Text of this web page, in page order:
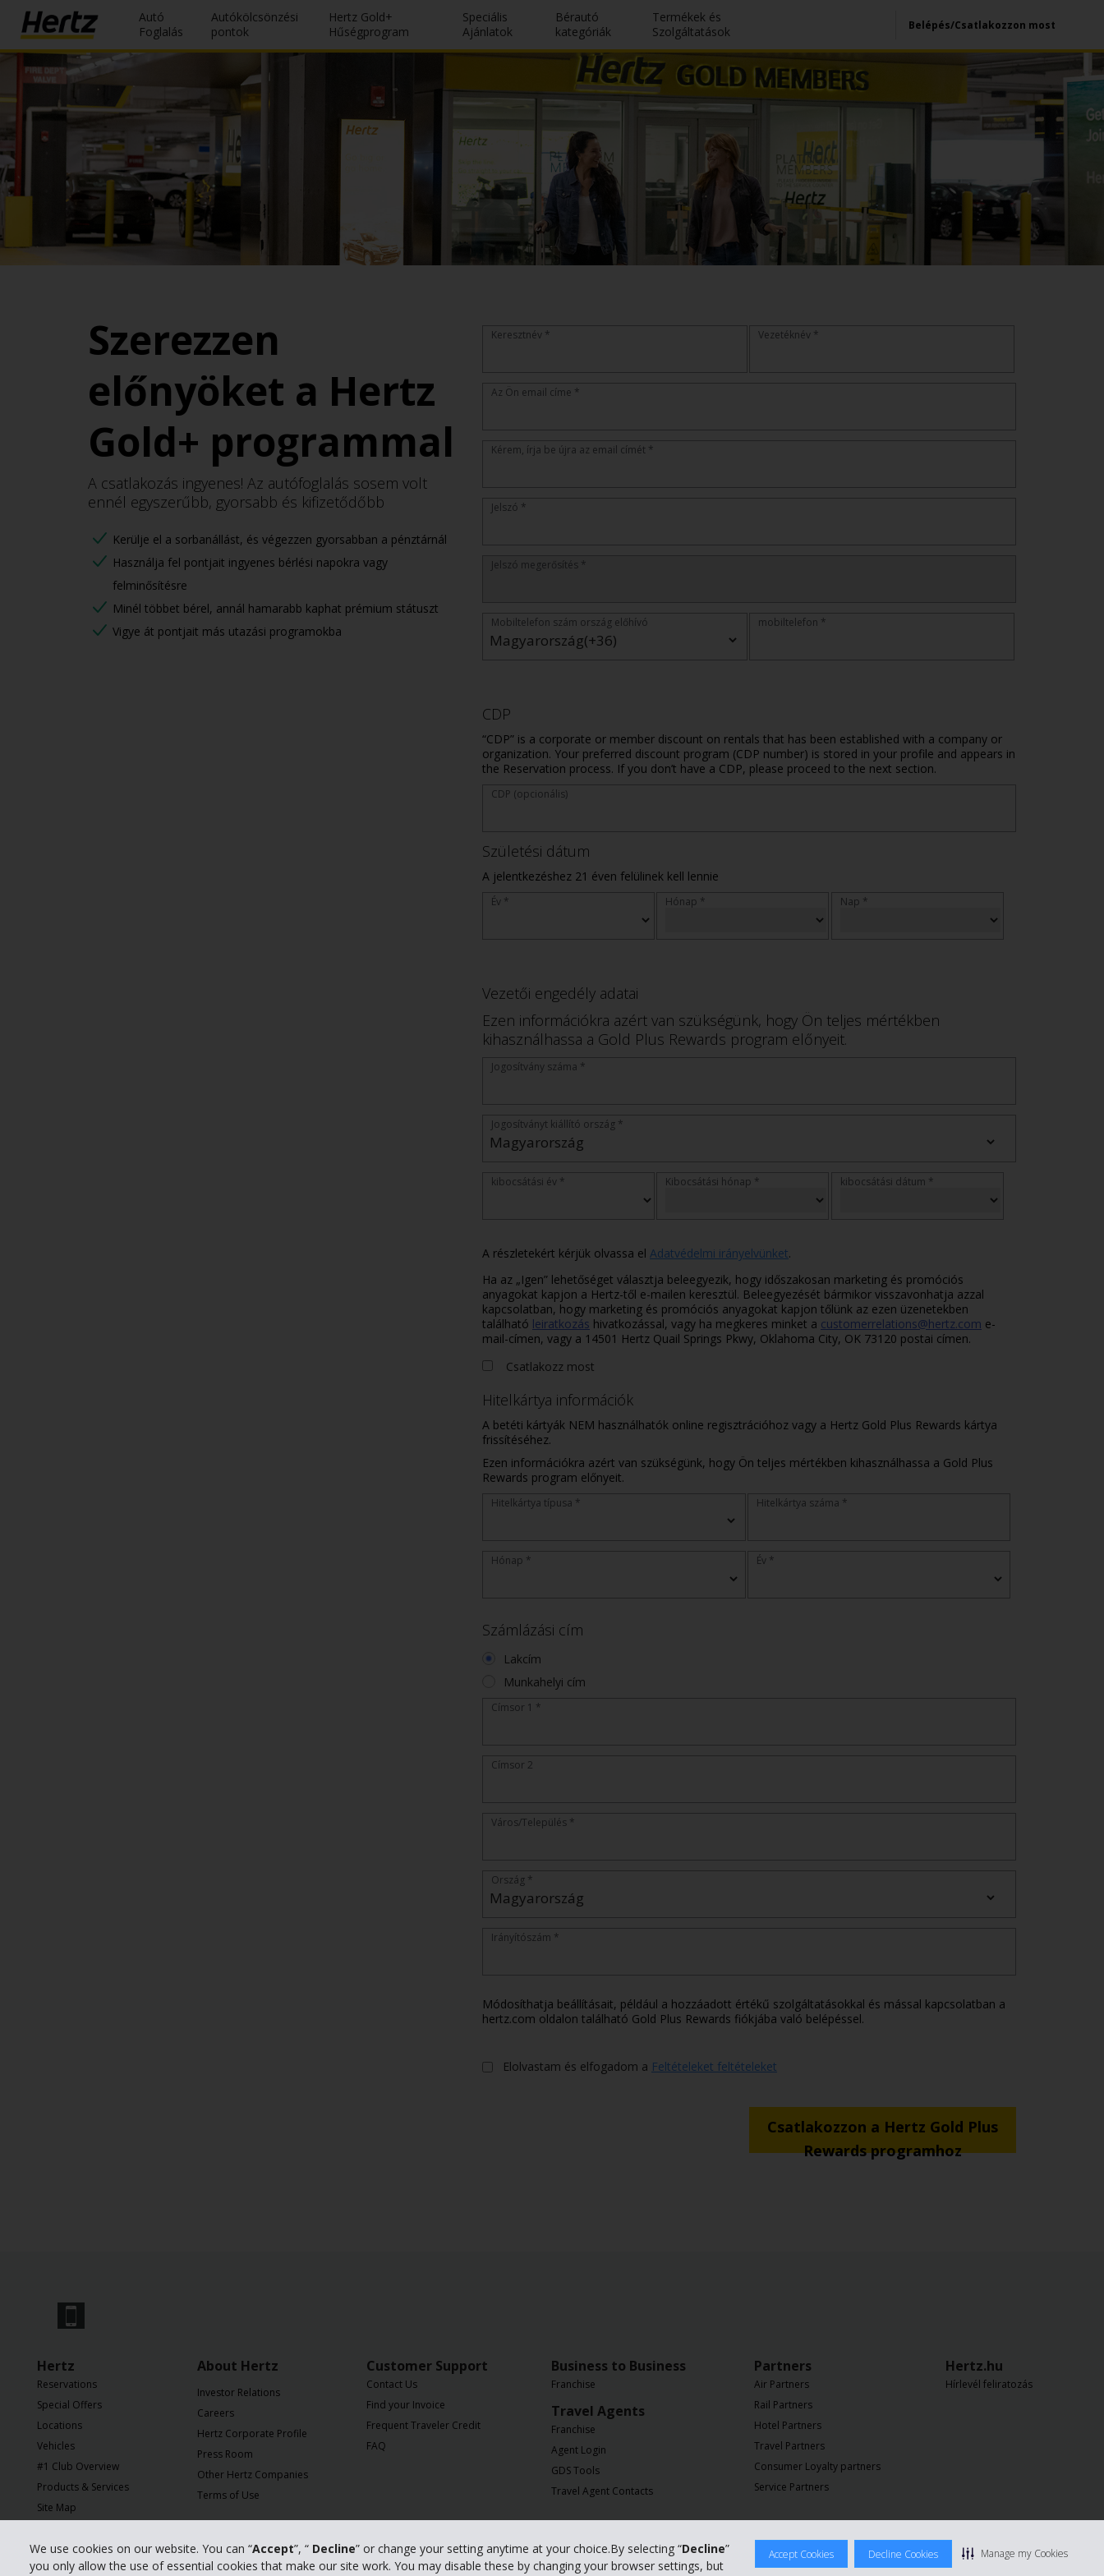
We use cookies on our website. You can “Accept”, “ Decline” or change your setting anytime at your choice.By selecting “Decline”
you only allow the use of essential cookies that make our site work. You may disable these by changing your browser settings, but
Accept Cookies Decline Cookies Manage my Cookies
Autó
Foglalás
Autókölcsönzési
pontok
Hertz Gold+
Hűségprogram
Speciális
Ajánlatok
Bérautó
kategóriák
Termékek és
Szolgáltatások
Belépés/Csatlakozzon most
Reservations
Modify/Cancel
Autókölcsönzési
Speciális
Ajánlatok
Join /
Autókölcsönzési
Szerezzen
előnyöket a Hertz
Gold+ programmal
A csatlakozás ingyenes! Az autófoglalás sosem volt
ennél egyszerűbb, gyorsabb és kifizetődőbb
Kerülje el a sorbanállást, és végezzen gyorsabban a pénztárnál
Használja fel pontjait ingyenes bérlési napokra vagy
felminősítésre
Minél többet bérel, annál hamarabb kaphat prémium státuszt
Vigye át pontjait más utazási programokba
Keresztnév * Vezetéknév *
Az Ön email címe *
Kérem, írja be újra az email címét *
Jelszó *
Jelszó megerősítés *
Mobiltelefon szám ország előhívó mobiltelefon *
CDP
“CDP” is a corporate or member discount on rentals that has been established with a company or
organization. Your preferred discount program (CDP number) is stored in your profile and appears in
the Reservation process. If you don’t have a CDP, please proceed to the next section.
CDP (opcionális)
Születési dátum
A jelentkezéshez 21 éven felülinek kell lennie
Év * Hónap * Nap *
Vezetői engedély adatai
Ezen információkra azért van szükségünk, hogy Ön teljes mértékben
kihasználhassa a Gold Plus Rewards program előnyeit.
Jogosítvány száma *
Jogosítványt kiállító ország *
kibocsátási év * Kibocsátási hónap * kibocsátási dátum *
A részletekért kérjük olvassa el Adatvédelmi irányelvünket.
Ha az „Igen” lehetőséget választja beleegyezik, hogy időszakosan marketing és promóciós
anyagokat kapjon a Hertz-től e-mailen keresztül. Beleegyezését bármikor visszavonhatja azzal
kapcsolatban, hogy marketing és promóciós anyagokat kapjon tőlünk az ezen üzenetekben
található leiratkozás hivatkozással, vagy ha megkeres minket a customerrelations@hertz.com e-
mail-címen, vagy a 14501 Hertz Quail Springs Pkwy, Oklahoma City, OK 73120 postai címen.
Csatlakozz most
Hitelkártya információk
A betéti kártyák NEM használhatók online regisztrációhoz vagy a Hertz Gold Plus Rewards kártya
frissítéséhez.
Ezen információkra azért van szükségünk, hogy Ön teljes mértékben kihasználhassa a Gold Plus
Rewards program előnyeit.
Hitelkártya típusa * Hitelkártya száma *
Hónap * Év *
Számlázási cím
Lakcím
Munkahelyi cím
Címsor 1 *
Címsor 2
Város/Település *
Ország *
Irányítószám *
Módosíthatja beállításait, például a hozzáadott értékű szolgáltatásokkal és mással kapcsolatban a
hertz.com oldalon található Gold Plus Rewards fiókjába való belépéssel.
Elolvastam és elfogadom a Feltételeket feltételeket
Csatlakozzon a Hertz Gold Plus
Rewards programhoz
Hertz
Reservations
Special Offers
Locations
Vehicles
#1 Club Overview
Products & Services
Site Map
Online Check-in
About Hertz
Investor Relations
Careers
Hertz Corporate Profile
Press Room
Other Hertz Companies
Terms of Use
Customer Support
Contact Us
Find your Invoice
Frequent Traveler Credit
FAQ
Business to Business
Franchise
Travel Agents
Franchise
Agent Login
GDS Tools
Travel Agent Contacts
Partners
Air Partners
Rail Partners
Hotel Partners
Travel Partners
Consumer Loyalty partners
Service Partners
Hertz.hu
Hírlevél feliratozás